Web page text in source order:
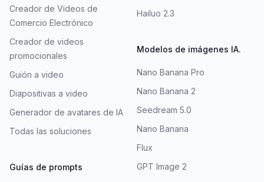
Creador de Videos de
Comercio Electrónico
Creador de videos
promocionales
Guión a video
Diapositivas a video
Generador de avatares de IA
Todas las soluciones
Guías de prompts
Hailuo 2.3
Modelos de imágenes IA.
Nano Banana Pro
Nano Banana 2
Seedream 5.0
Nano Banana
Flux
GPT Image 2